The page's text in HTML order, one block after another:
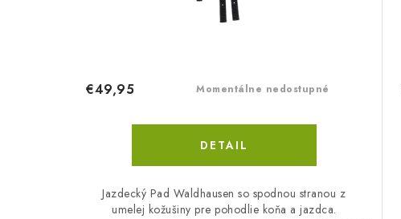
Momentálne nedostupné
€49,95
DETAIL
Jazdecký Pad Waldhausen so spodnou stranou z
umelej kožušiny pre pohodlie koňa a jazdca.